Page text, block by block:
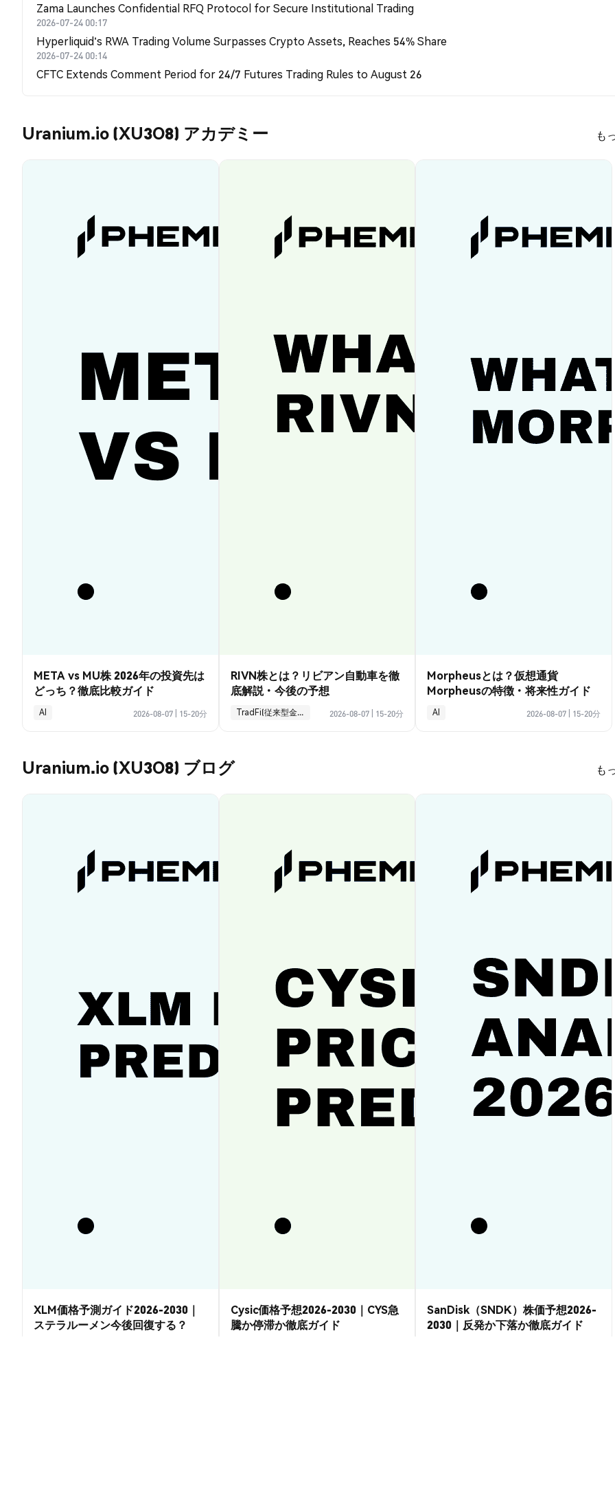
Zama Launches Confidential RFQ Protocol for Secure Institutional Trading
2026-07-24 00:17
Hyperliquid's RWA Trading Volume Surpasses Crypto Assets, Reaches 54% Share
2026-07-24 00:14
CFTC Extends Comment Period for 24/7 Futures Trading Rules to August 26
Uranium.io (XU3O8) アカデミー も
META vs MU株 2026年の投資先は
どっち？徹底比較ガイド
AI 2026-08-07 15-20分
RIVN株とは？リビアン自動車を徹
底解説・今後の予想
TradFi(従来型金融) 2026-08-07 15-20分
Morpheusとは？仮想通貨
Morpheusの特徴・将来性ガイド
AI 2026-08-07 15-20分
Uranium.io (XU3O8) ブログ も
XLM価格予測ガイド2026-2030｜
ステラルーメン今後回復する？
Cysic価格予想2026-2030｜CYS急
騰か停滞か徹底ガイド
SanDisk（SNDK）株価予想2026-
2030｜反発か下落か徹底ガイド